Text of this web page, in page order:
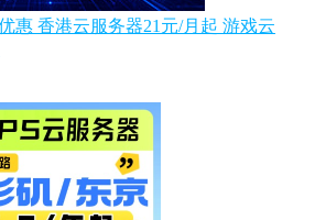
惠 香港云服务器21元/月起 游戏云